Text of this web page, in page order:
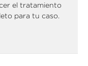
el tratamiento
para tu caso.